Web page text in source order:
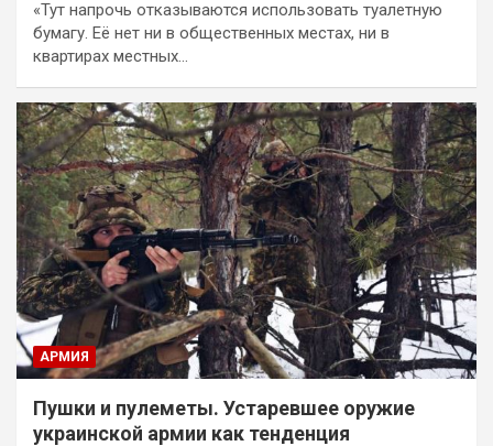
«Тут напрочь отказываются использовать туалетную
бумагу. Её нет ни в общественных местах, ни в
квартирах местных…
АРМИЯ
Пушки и пулеметы. Устаревшее оружие
украинской армии как тенденция